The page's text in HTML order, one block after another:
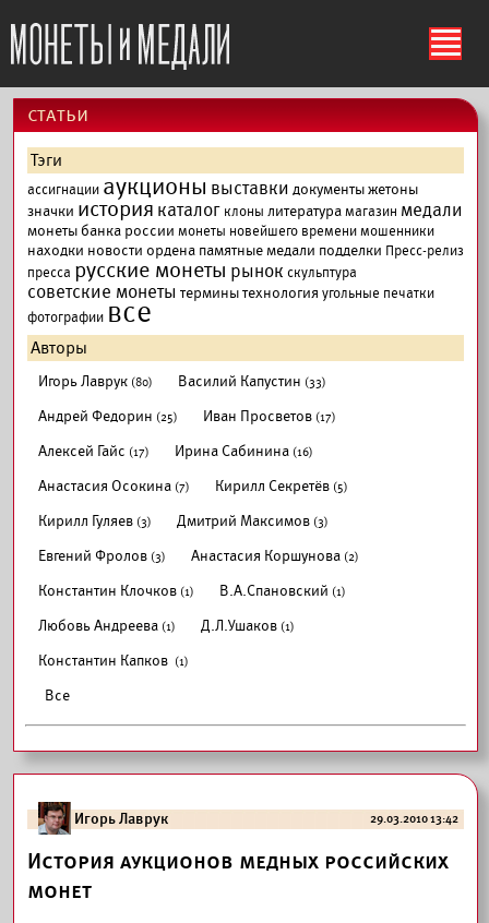
ś
cтатьи
Тэги
ассигнации аукционы выставки документыжетоны
значки история каталог клоны литературамагазин медали
монеты банка россии монеты новейшего временимошенники
находки новости ордена памятные медали подделки Пресс-релиз
пресса русские монеты рынок скульптура
советские монеты терминытехнология угольные печатки
фотографии все
Авторы
Игорь Лаврук (80) Василий Капустин (33)
Андрей Федорин (25) Иван Просветов (17)
Алексей Гайс (17) Ирина Сабинина (16)
Анастасия Осокина (7) Кирилл Секретёв (5)
Кирилл Гуляев (3) Дмитрий Максимов (3)
Евгений Фролов (3) Анастасия Коршунова (2)
Константин Клочков (1) В.А.Спановский (1)
Любовь Андреева (1) Д.Л.Ушаков (1)
Константин Капков (1)
Все
Игорь Лаврук 29.03.2010 13:42
История аукционов медных российских
монет